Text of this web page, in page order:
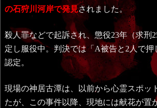
の石狩川河岸で発見されました。
殺人罪などで起訴され、懲役23年（求刑
定し服役中。判決では「A被告と2人で押
認定。
現場の神居古潭は、以前から心霊スポッ
たが、この事件以降、現地には献花が置